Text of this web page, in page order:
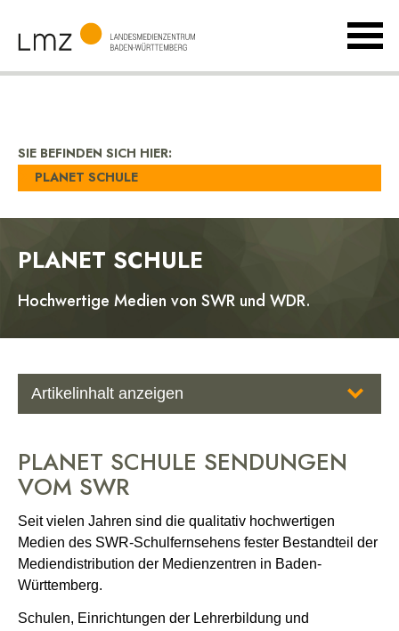
Baden-
SIE BEFINDEN SICH HIER:
PLANET SCHULE
PLANET SCHULE
Hochwertige Medien von SWR und WDR.
Artikelinhalt anzeigen
Hinweis zur Nutzung von Planet Schule (Schulfernsehsendungen)
PLANET SCHULE SENDUNGEN
VOM SWR
Seit vielen Jahren sind die qualitativ hochwertigen
Medien des SWR-Schulfernsehens fester Bestandteil der
Mediendistribution der Medienzentren in Baden-
Württemberg.
Schulen, Einrichtungen der Lehrerbildung und